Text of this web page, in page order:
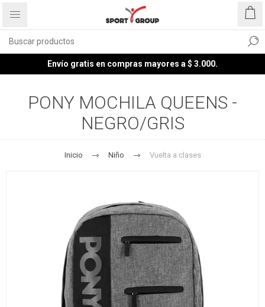
Envío gratis en compras mayores a $ 3.000.
PONY MOCHILA QUEENS -
NEGRO/GRIS
Inicio Niño Vuelta a clases